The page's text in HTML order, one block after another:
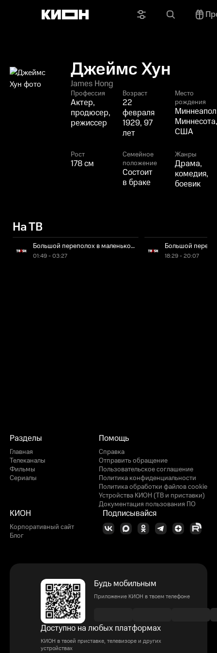
Джеймс Хун
James Hong
Профессия
Актер,
продюсер,
режиссер
Возраст
22
февраля
1929, 97
лет
Место
рождения
Миннесота,
США
Рост
178 см
Семейное
положение
Состоит
в браке
Жанры
Драма,
комедия,
боевик
На ТВ
Большой переполох в маленьком Китае
01:49 - 03:27
Большой
18:29 - 20:07
Разделы
Главная
Телеканалы
Фильмы
Сериалы
Помощь
Справка
Отправить обращение
Пользовательское соглашение
Политика конфиденциальности
Политика обработки файлов cookie
Устройства КИОН (ТВ и приставки)
Документация пользования ПО
КИОН
Корпоративный сайт
Блог
Подписывайся
Будь мобильным
Приложение КИОН в твоем телефоне
Доступно на любых платформах
КИОН в твоей приставке, телевизоре и других
устройствах